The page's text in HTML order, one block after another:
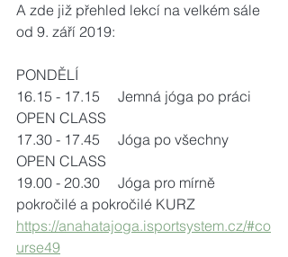
A zde již přehled lekcí na velkém sále
od 9. září 2019:
PONDĚLÍ
16.15 - 17.15     Jemná jóga po práci
OPEN CLASS
17.30 - 17.45     Jóga po všechny
OPEN CLASS
19.00 - 20.30     Jóga pro mírně
pokročilé a pokročilé KURZ
https://anahatajoga.isportsystem.cz/#co
urse49